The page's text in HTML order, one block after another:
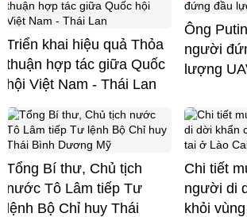
Triển khai hiệu quả Thỏa
thuận hợp tác giữa Quốc
hội Việt Nam - Thái Lan
Ông
người
lượng
Tổng Bí thư, Chủ tịch
nước Tô Lâm tiếp Tư
lệnh Bộ Chỉ huy Thái
Chi tiết
người di
khỏi